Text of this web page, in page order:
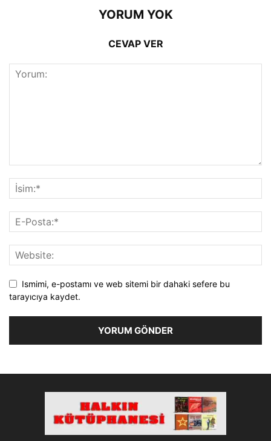
YORUM YOK
CEVAP VER
Ismimi, e-postamı ve web sitemi bir dahaki sefere bu
tarayıcıya kaydet.